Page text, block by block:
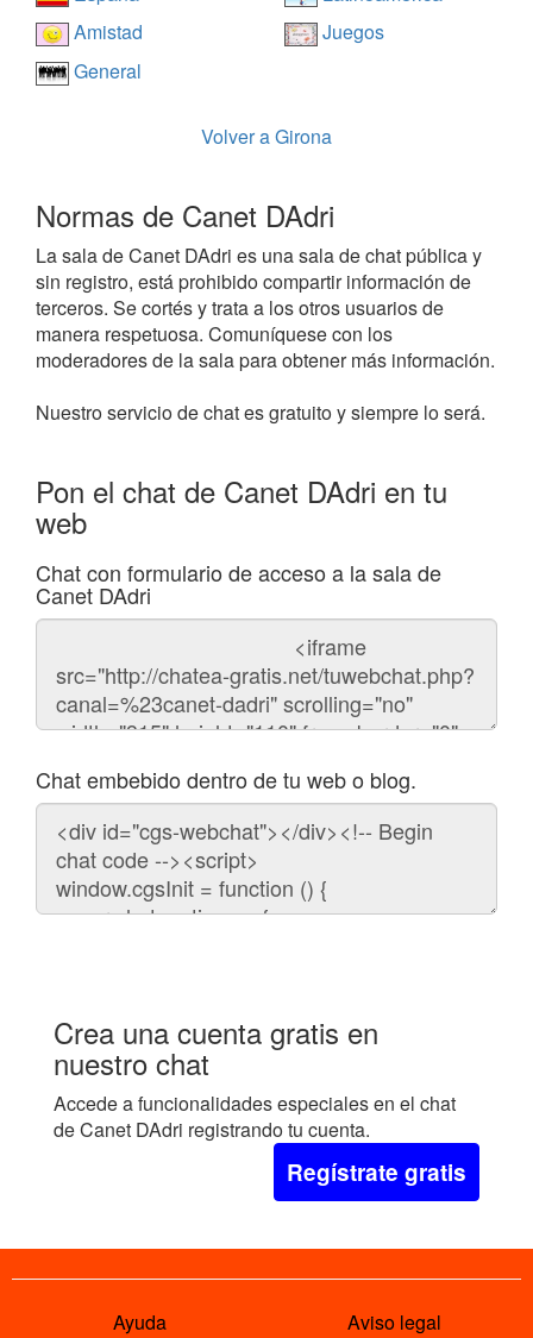
Amistad
Juegos
General
Volver a Girona
Normas de Canet DAdri
La sala de Canet DAdri es una sala de chat pública y
sin registro, está prohibido compartir información de
terceros. Se cortés y trata a los otros usuarios de
manera respetuosa. Comuníquese con los
moderadores de la sala para obtener más información.
Nuestro servicio de chat es gratuito y siempre lo será.
Pon el chat de Canet DAdri en tu
web
Chat con formulario de acceso a la sala de
Canet DAdri
Código
chat
Chat embebido dentro de tu web o blog.
Código
para
embeber
chat
Crea una cuenta gratis en
nuestro chat
Accede a funcionalidades especiales en el chat
de Canet DAdri registrando tu cuenta.
Regístrate gratis
Ayuda Aviso legal